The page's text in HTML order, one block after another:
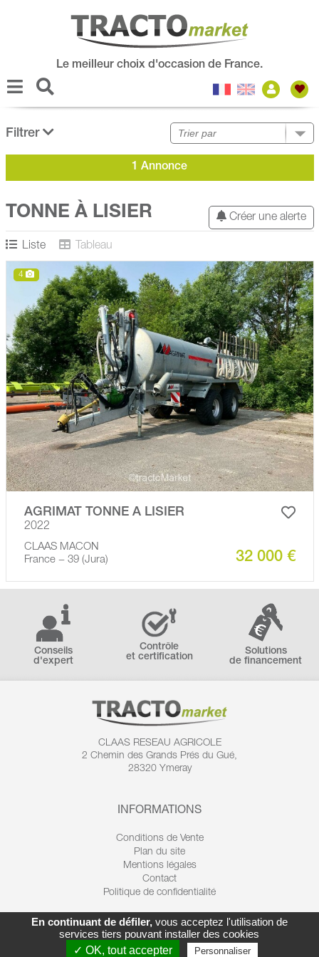
Le meilleur choix d'occasion de France.
Filtrer
1 Annonce
Créer une alerte
TONNE À LISIER
Liste Tableau
4
AGRIMAT TONNE A LISIER
2022
CLAAS MACON
France − 39 (Jura)
32 000 €
Conseils
d'expert
Contrôle
et certification
Solutions
de financement
CLAAS RESEAU AGRICOLE
2 Chemin des Grands Prés du Gué,
28320 Ymeray
INFORMATIONS
Conditions de Vente
Plan du site
Mentions légales
Contact
Politique de confidentialité
En continuant de défiler,vous acceptez l'utilisation de
services tiers pouvant installer des cookies
✓ OK, tout accepter
Personnaliser